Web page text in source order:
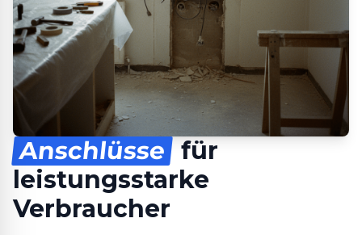
Anschlüsse für
leistungsstarke
Verbraucher